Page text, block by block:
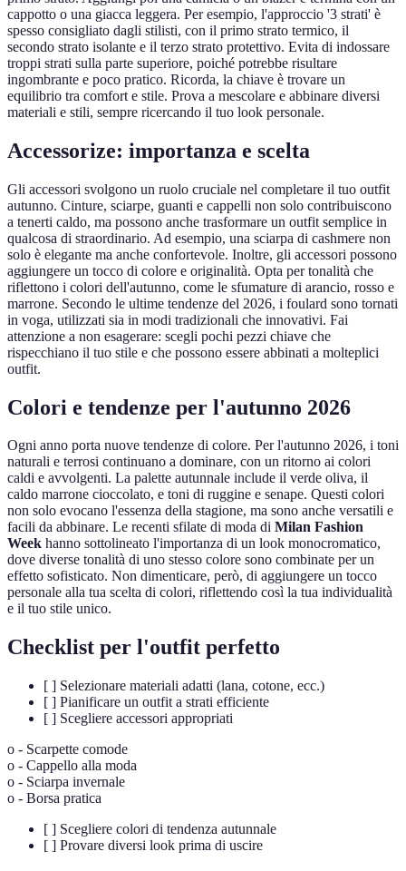
cappotto o una giacca leggera. Per esempio, l'approccio '3 strati' è
spesso consigliato dagli stilisti, con il primo strato termico, il
secondo strato isolante e il terzo strato protettivo. Evita di indossare
troppi strati sulla parte superiore, poiché potrebbe risultare
ingombrante e poco pratico. Ricorda, la chiave è trovare un
equilibrio tra comfort e stile. Prova a mescolare e abbinare diversi
materiali e stili, sempre ricercando il tuo look personale.
Accessorize: importanza e scelta
Gli accessori svolgono un ruolo cruciale nel completare il tuo outfit
autunno. Cinture, sciarpe, guanti e cappelli non solo contribuiscono
a tenerti caldo, ma possono anche trasformare un outfit semplice in
qualcosa di straordinario. Ad esempio, una sciarpa di cashmere non
solo è elegante ma anche confortevole. Inoltre, gli accessori possono
aggiungere un tocco di colore e originalità. Opta per tonalità che
riflettono i colori dell'autunno, come le sfumature di arancio, rosso e
marrone. Secondo le ultime tendenze del 2026, i foulard sono tornati
in voga, utilizzati sia in modi tradizionali che innovativi. Fai
attenzione a non esagerare: scegli pochi pezzi chiave che
rispecchiano il tuo stile e che possono essere abbinati a molteplici
outfit.
Colori e tendenze per l'autunno 2026
Ogni anno porta nuove tendenze di colore. Per l'autunno 2026, i toni
naturali e terrosi continuano a dominare, con un ritorno ai colori
caldi e avvolgenti. La palette autunnale include il verde oliva, il
caldo marrone cioccolato, e toni di ruggine e senape. Questi colori
non solo evocano l'essenza della stagione, ma sono anche versatili e
facili da abbinare. Le recenti sfilate di moda di Milan Fashion
Week hanno sottolineato l'importanza di un look monocromatico,
dove diverse tonalità di uno stesso colore sono combinate per un
effetto sofisticato. Non dimenticare, però, di aggiungere un tocco
personale alla tua scelta di colori, riflettendo così la tua individualità
e il tuo stile unico.
Checklist per l'outfit perfetto
[ ] Selezionare materiali adatti (lana, cotone, ecc.)
[ ] Pianificare un outfit a strati efficiente
[ ] Scegliere accessori appropriati
o - Scarpette comode
o - Cappello alla moda
o - Sciarpa invernale
o - Borsa pratica
[ ] Scegliere colori di tendenza autunnale
[ ] Provare diversi look prima di uscire